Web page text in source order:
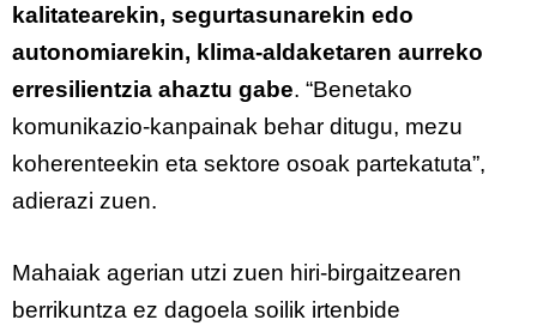
kalitatearekin, segurtasunarekin edo
autonomiarekin, klima-aldaketaren aurreko
erresilientzia ahaztu gabe. “Benetako
komunikazio-kanpainak behar ditugu, mezu
koherenteekin eta sektore osoak partekatuta”,
adierazi zuen.
Mahaiak agerian utzi zuen hiri-birgaitzearen
berrikuntza ez dagoela soilik irtenbide